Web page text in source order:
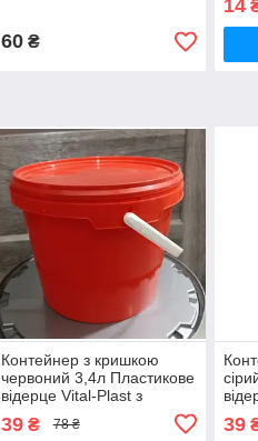
без ручки
60₴
без
14
Контейнер з кришкою
червоний 3,4л Пластикове
відерце Vital-Plast з
Ємність для зберігання
39₴ 78 ₴ 39